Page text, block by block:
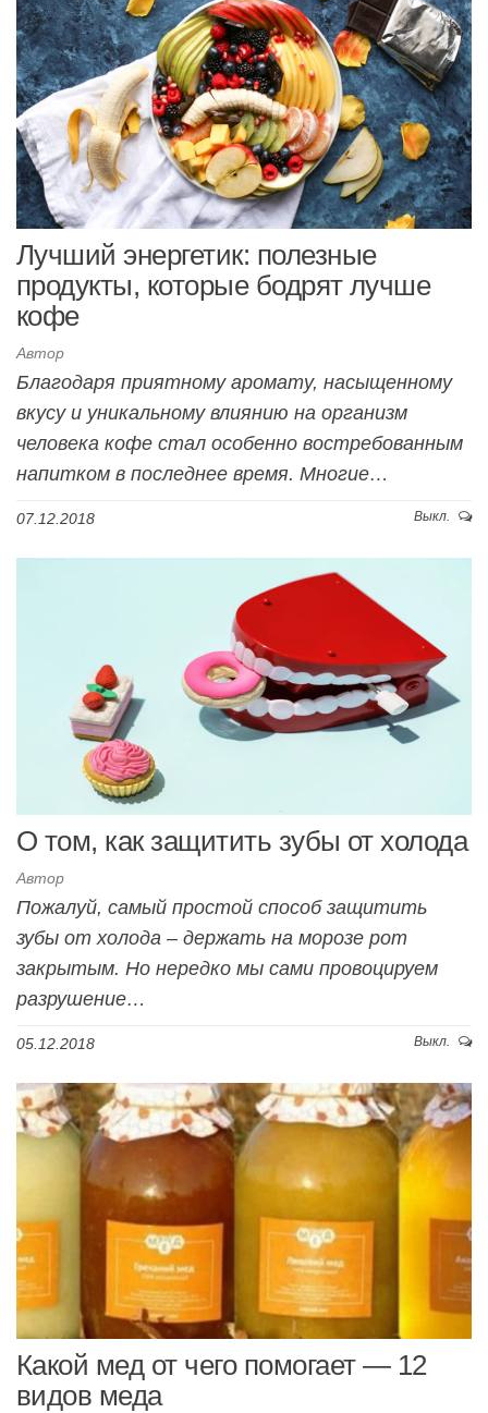
Лучший энергетик: полезные
продукты, которые бодрят лучше
кофе
Автор
Благодаря приятному аромату, насыщенному
вкусу и уникальному влиянию на организм
человека кофе стал особенно востребованным
напитком в последнее время. Многие…
07.12.2018 Выкл.
О том, как защитить зубы от холода
Автор
Пожалуй, самый простой способ защитить
зубы от холода – держать на морозе рот
закрытым. Но нередко мы сами провоцируем
разрушение…
05.12.2018 Выкл.
Какой мед от чего помогает — 12
видов меда